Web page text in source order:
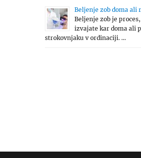
Beljenje zob doma ali
Beljenje zob je
izvajate kar doma ali
strokovnjaku v ordinaciji. …